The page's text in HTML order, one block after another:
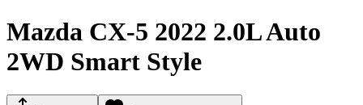
Mazda CX-5 2022 2.0L Auto
2WD Smart Style